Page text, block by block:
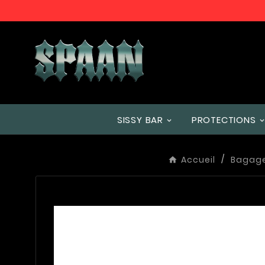
SISSY BAR PROTECTIONS
Accueil